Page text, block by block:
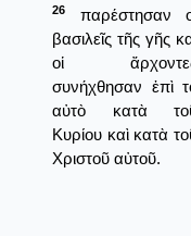
26
παρέστησαν
βασιλεῖς τῆς γῆς
οἱ
συνήχθησαν ἐπὶ
αὐτὸ κατὰ
Κυρίου καὶ κατὰ
Χριστοῦ αὐτοῦ.